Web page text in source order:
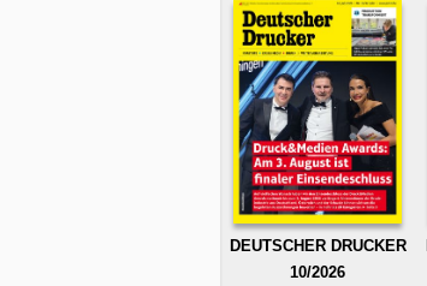
DEUTSCHER DRUCKER
10/2026